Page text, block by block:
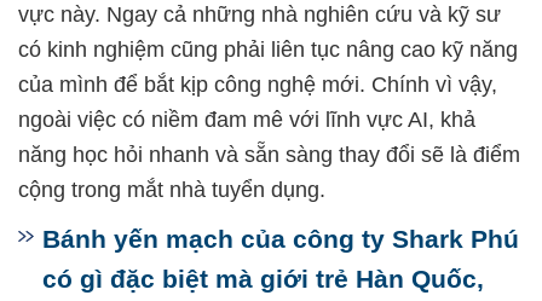
vực này. Ngay cả những nhà nghiên cứu và kỹ sư
có kinh nghiệm cũng phải liên tục nâng cao kỹ năng
của mình để bắt kịp công nghệ mới. Chính vì vậy,
ngoài việc có niềm đam mê với lĩnh vực AI, khả
năng học hỏi nhanh và sẵn sàng thay đổi sẽ là điểm
cộng trong mắt nhà tuyển dụng.
Bánh yến mạch của công ty Shark Phú
có gì đặc biệt mà giới trẻ Hàn Quốc,